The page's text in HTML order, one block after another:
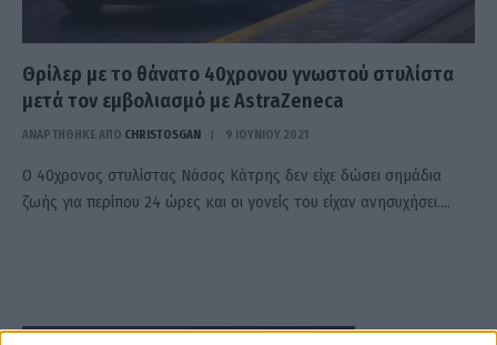
Θρίλερ με το θάνατο 40χρονου γνωστού στυλίστα
μετά τον εμβολιασμό με AstraZeneca
ΑΝΑΡΤΗΘΗΚΕ ΑΠΟ CHRISTOSGAN 9 ΙΟΥΝΊΟΥ 2021
Ο 40χρονος στυλίστας Νάσος Κάτρης δεν είχε δώσει σημάδια
ζωής για περίπου 24 ώρες και οι γονείς του είχαν ανησυχήσει.…